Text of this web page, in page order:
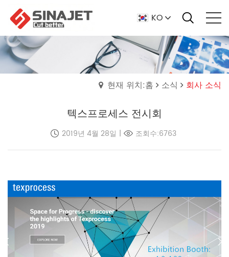
KO
현재 위치:홈 소식 회사 소식
텍스프로세스 전시회
2019년 4월 28일 | 조회수:6763